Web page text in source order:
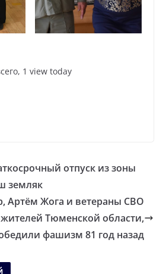
1 view today
отпуск из зоны
земляк
Артём Жога и ветераны СВО
Тюменской области,
фашизм 81 год назад